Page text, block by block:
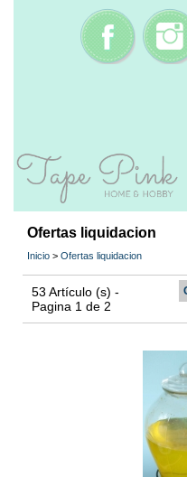
Ofertas liquidacion
Inicio > Ofertas liquidacion
53 Artículo (s) -
Pagina 1 de 2